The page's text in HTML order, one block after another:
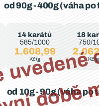
od 90g - 400g (váha po
14 karátů
585/1000
1.608,99
Kč/g
18
750/
Kč/g
od 10g - 90g (váha po